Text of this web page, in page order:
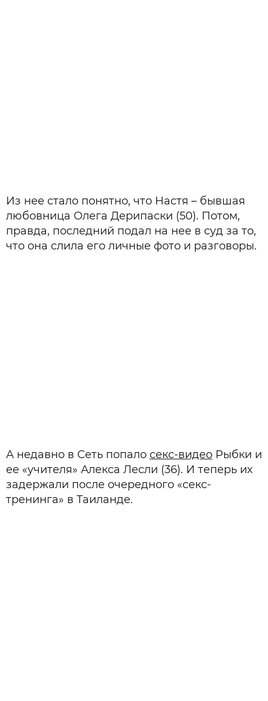
Из нее стало понятно, что Настя – бывшая
любовница Олега Дерипаски (50). Потом,
правда, последний подал на нее в суд за то,
что она слила его личные фото и разговоры.
А недавно в Сеть попало секс-видео Рыбки и
ее «учителя» Алекса Лесли (36). И теперь их
задержали после очередного «секс-
тренинга» в Таиланде.